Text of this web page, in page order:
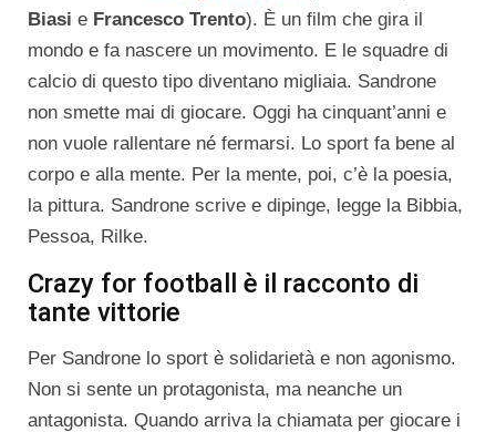
Biasi e Francesco Trento). È un film che gira il
mondo e fa nascere un movimento. E le squadre di
calcio di questo tipo diventano migliaia. Sandrone
non smette mai di giocare. Oggi ha cinquant’anni e
non vuole rallentare né fermarsi. Lo sport fa bene al
corpo e alla mente. Per la mente, poi, c’è la poesia,
la pittura. Sandrone scrive e dipinge, legge la Bibbia,
Pessoa, Rilke.
Crazy for football è il racconto di
tante vittorie
Per Sandrone lo sport è solidarietà e non agonismo.
Non si sente un protagonista, ma neanche un
antagonista. Quando arriva la chiamata per giocare i